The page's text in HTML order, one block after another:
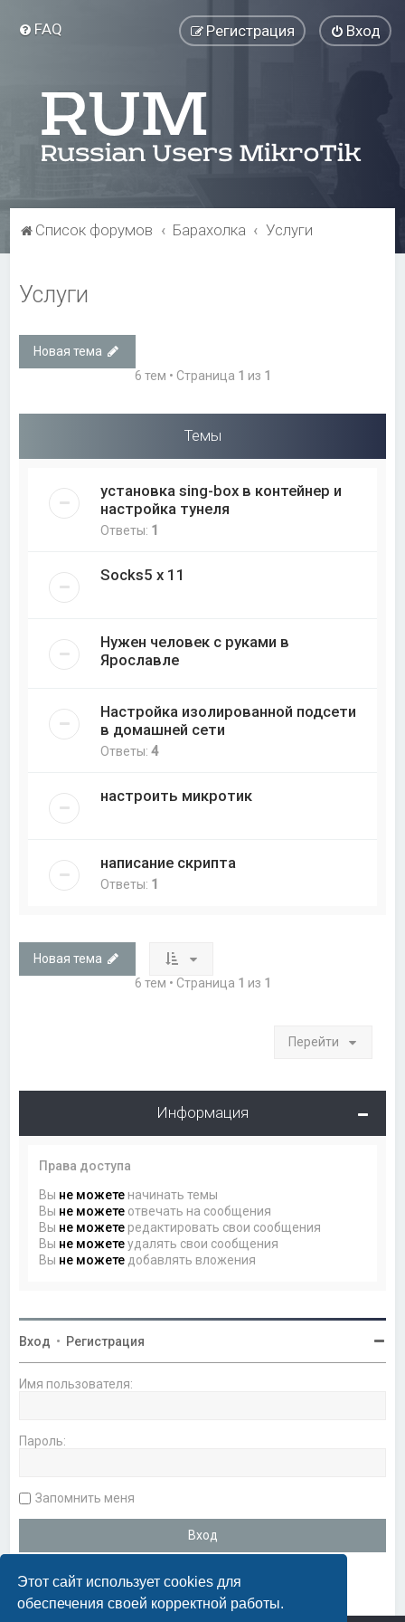
Этот сайт использует cookies для
обеспечения своей корректной работы.
FAQ Вход
Регистрация
Список форумов Барахолка Услуги
Услуги
Новая тема
6 тем • Страница 1 из 1
Темы
установка sing-box в контейнер и
настройка тунеля
Ответы: 1
Socks5 x 11
Нужен человек с руками в
Ярославле
Настройка изолированной подсети
в домашней сети
Ответы:4
настроить микротик
написание скрипта
Ответы: 1
Новая тема
6 тем • Страница 1 из 1
Перейти
Информация
Права доступа
Вы не можете начинать темы
Вы не можете отвечать на сообщения
Вы не можете редактировать свои сообщения
Вы не можетеудалять свои сообщения
Вы не можете добавлять вложения
Вход • Регистрация
Имя пользователя:
Пароль:
Запомнить меня